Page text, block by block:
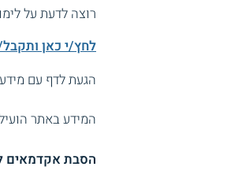
רוצה לדעת על
לחץ/י כאן
הגעת לדף עם
המידע באתר הועיל ל87%
הסבת אקדמאים